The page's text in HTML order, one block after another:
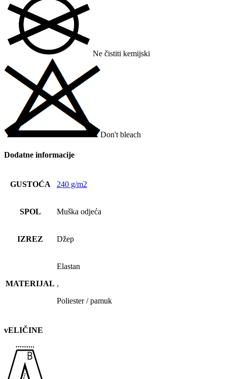
Ne čistiti kemijski
Don't bleach
Dodatne informacije
GUSTOĆA 240 g/m2
SPOL Muška odjeća
IZREZ Džep
MATERIJAL
Elastan
,
Poliester / pamuk
vELIČINE